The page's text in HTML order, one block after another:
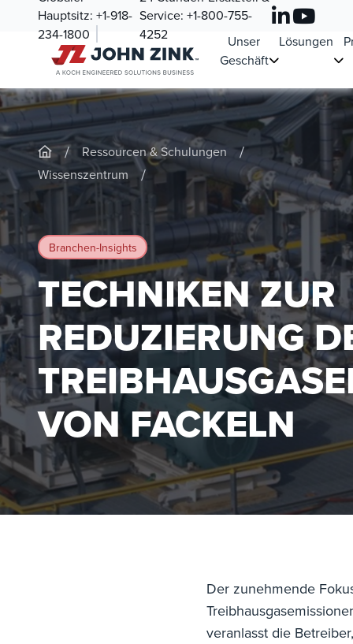
Hauptsitz: +1-918-
234-1800
Service: +1-800-755-
4252
Unser
Geschäft
Lösungen
/ Ressourcen & Schulungen /
Wissenszentrum /
Branchen-Insights
TECHNIKEN ZUR
REDUZIERUNG
VON FACKELN
Der zunehmende
veranlasst die